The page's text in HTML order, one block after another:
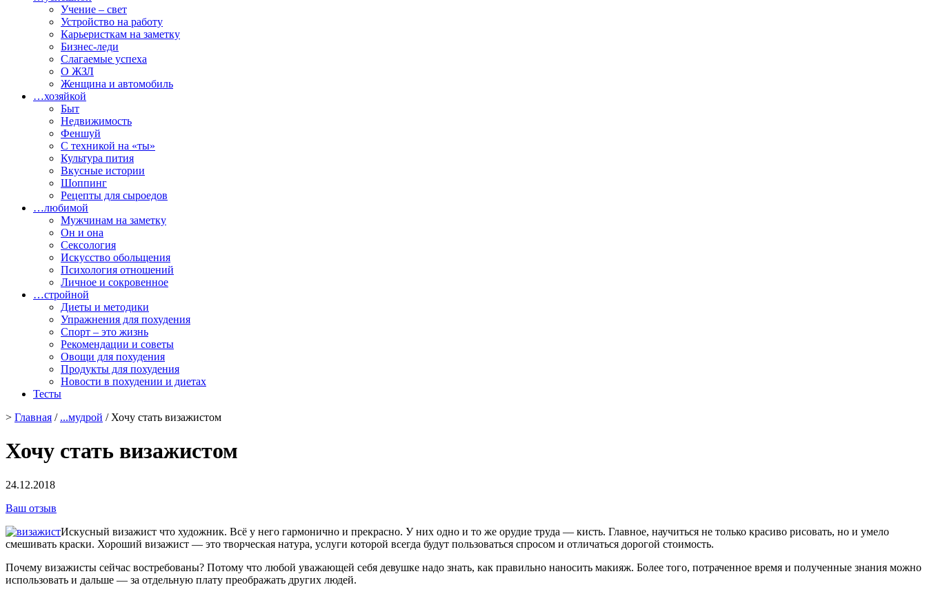
Учение – свет
Устройство на работу
Карьеристкам на заметку
Бизнес-леди
Слагаемые успеха
О ЖЗЛ
Женщина и автомобиль
…хозяйкой
Быт
Недвижимость
Феншуй
С техникой на «ты»
Культура пития
Вкусные истории
Шоппинг
Рецепты для сыроедов
…любимой
Мужчинам на заметку
Он и она
Сексология
Искусство обольщения
Психология отношений
Личное и сокровенное
…стройной
Диеты и методики
Упражнения для похудения
Спорт – это жизнь
Рекомендации и советы
Овощи для похудения
Продукты для похудения
Новости в похудении и диетах
Тесты
> Главная / ...мудрой / Хочу стать визажистом
Хочу стать визажистом
24.12.2018
Ваш отзыв
Искусный визажист что художник. Всё у него гармонично и прекрасно. У них одно и то же орудие труда — кисть. Главное, научиться не только красиво рисовать, но и умело
смешивать краски. Хороший визажист — это творческая натура, услуги которой всегда будут пользоваться спросом и отличаться дорогой стоимость.
Почему визажисты сейчас востребованы? Потому что любой уважающей себя девушке надо знать, как правильно наносить макияж. Более того, потраченное время и полученные знания можно
использовать и дальше — за отдельную плату преображать других людей.